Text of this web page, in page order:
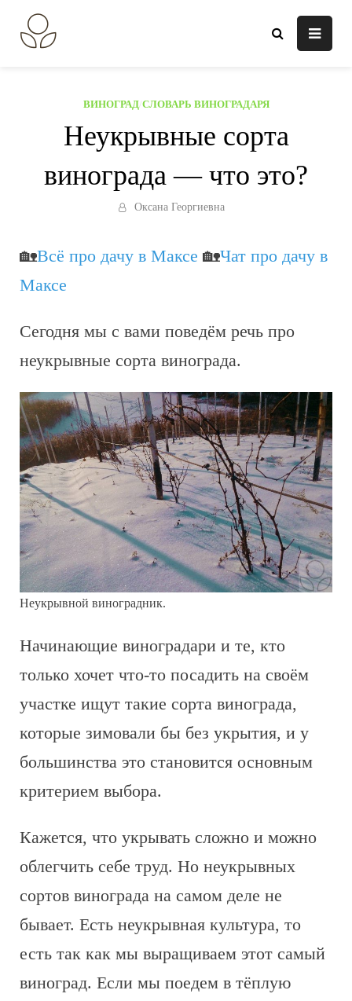
содержанию
ВИНОГРАД/ СЛОВАРЬ ВИНОГРАДАРЯ
Неукрывные сорта
винограда — что это?
Оксана Георгиевна
🏡Всё про дачу в Максе 🏡Чат про дачу в
Максе
Сегодня мы с вами поведём речь про
неукрывные сорта винограда.
Неукрывной виноградник.
Начинающие виноградари и те, кто
только хочет что-то посадить на своём
участке ищут такие сорта винограда,
которые зимовали бы без укрытия, и у
большинства это становится основным
критерием выбора.
Кажется, что укрывать сложно и можно
облегчить себе труд. Но неукрывных
сортов винограда на самом деле не
бывает. Есть неукрывная культура, то
есть так как мы выращиваем этот самый
виноград. Если мы поедем в тёплую